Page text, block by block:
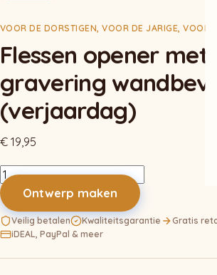
VOOR DE DORSTIGEN,VOOR DE JARIGE,VOOR
Flessen opener met
gravering
(verjaardag)
€ 19,95
Flessen
opener
met
eigen
Ontwerp maken
Veilig betalen Kwaliteitsgarantie
Gratis
iDEAL, PayPal & meer